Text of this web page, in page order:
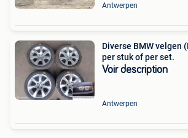
Antwerpen
Diverse BMW velgen
per stuk of per set.
Voir description
Antwerpen